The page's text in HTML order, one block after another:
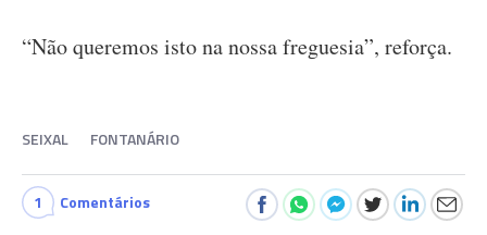
“Não queremos isto na nossa freguesia”, reforça.
SEIXAL FONTANÁRIO
1 Comentários